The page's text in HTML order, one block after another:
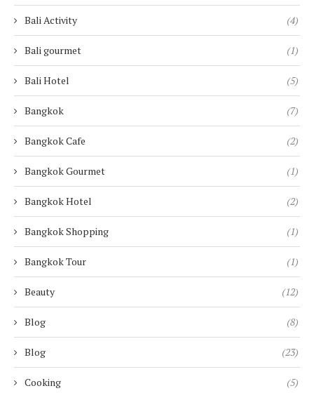
Bali Activity (4)
Bali gourmet (1)
Bali Hotel (5)
Bangkok (7)
Bangkok Cafe (2)
Bangkok Gourmet (1)
Bangkok Hotel (2)
Bangkok Shopping (1)
Bangkok Tour (1)
Beauty (12)
Blog (8)
Blog (23)
Cooking (5)